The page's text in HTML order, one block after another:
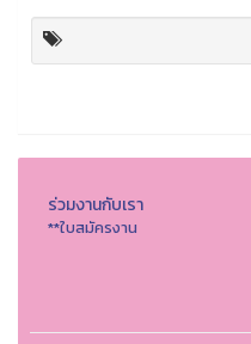
ร่วมงานกับเรา
**ใบสมัครงาน